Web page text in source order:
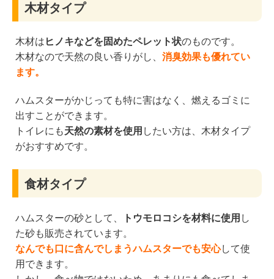
木材タイプ
木材は ヒノキなどを固めたペレット状のものです。
木材なので天然の良い香りがし、 消臭効果も優れてい
ます。
ハムスターがかじっても特に害はなく、燃えるゴミに
出すことができます。
トイレにも天然の素材を使用 したい方は、木材タイプ
がおすすめです。
食材タイプ
ハムスターの砂として、 トウモロコシを材料に使用 し
た砂も販売されています。
なんでも口に含んでしまうハムスターでも安心して使
用できます。